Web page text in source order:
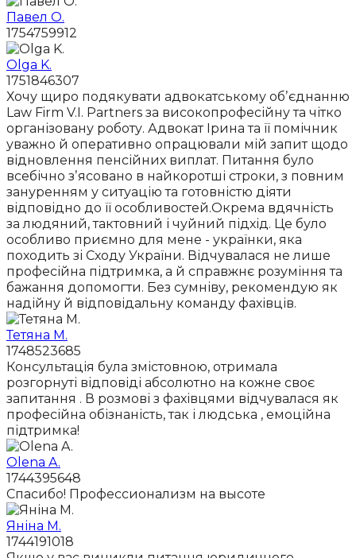
Павел О.
1754759912
Olga K.
1751846307
Хочу щиро подякувати адвокатському обʼєднанню
Law Firm V.I. Partners за високопрофесійну та чітко
організовану роботу. Адвокат Ірина та її помічник
уважно й оперативно опрацювали мій запит щодо
відновлення пенсійних виплат. Питання було
всебічно зʼясовано в найкоротші строки, з повним
зануренням у ситуацію та готовністю діяти
відповідно до її особливостей.Окрема вдячність
за людяний, тактовний і чуйний підхід. Це було
особливо приємно для мене - українки, яка
походить зі Сходу України. Відчувалася не лише
професійна підтримка, а й справжнє розуміння та
бажання допомогти. Без сумніву, рекомендую як
надійну й відповідальну команду фахівців.
Тетяна М.
1748523685
Консультація була змістовною, отримала
розгорнуті відповіді абсолютно на кожне своє
запитання . В розмові з фахівцями відчувалася як
професійна обізнаність, так і людська , емоційна
підтримка!
Olena A.
1744395648
Спасибо! Профессионализм на высоте
Яніна М.
1744191018